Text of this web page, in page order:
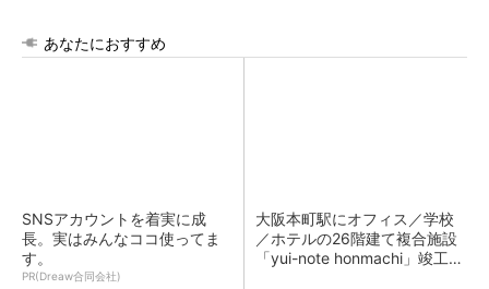
あなたにおすすめ
SNSアカウントを着実に成
長。実はみんなココ使ってま
す。
PR(Dreaw合同会社)
大阪本町駅にオフィス／学校
／ホテルの26階建て複合施設
「yui-note honmachi」竣工、